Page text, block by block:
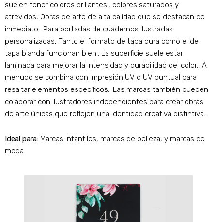
suelen tener colores brillantes., colores saturados y
atrevidos, Obras de arte de alta calidad que se destacan de
inmediato.. Para portadas de cuadernos ilustradas
personalizadas, Tanto el formato de tapa dura como el de
tapa blanda funcionan bien.. La superficie suele estar
laminada para mejorar la intensidad y durabilidad del color., A
menudo se combina con impresión UV o UV puntual para
resaltar elementos específicos.. Las marcas también pueden
colaborar con ilustradores independientes para crear obras
de arte únicas que reflejen una identidad creativa distintiva..
Ideal para: Marcas infantiles, marcas de belleza, y marcas de
moda.